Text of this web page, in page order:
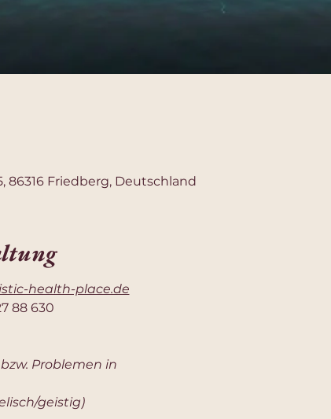
86316 Friedberg, Deutschland
health-place.de
88 630
Problemen in
geistig)